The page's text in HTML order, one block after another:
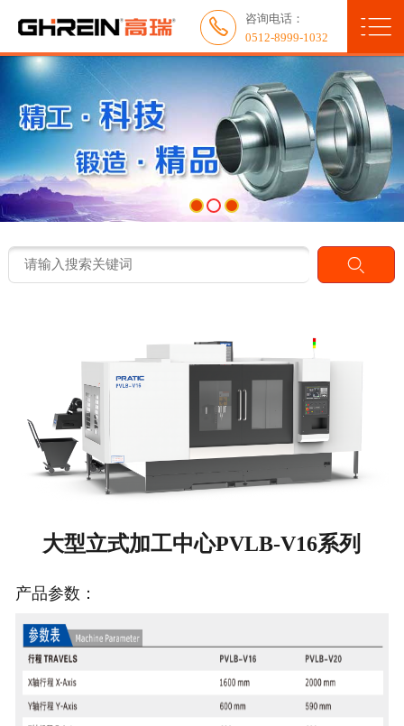
 网站首页
关于我们
新闻中心
产品展示
服务与应用
人力资源
典型客户

咨询电话：
0512-8999-1032

大型立式加工中心PVLB-V16系列
产品参数：